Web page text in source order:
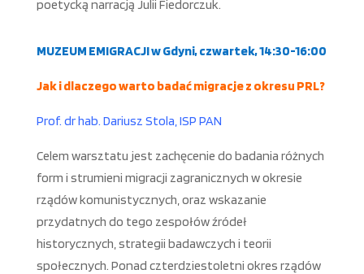
poetycką narracją Julii Fiedorczuk.
MUZEUM EMIGRACJI w Gdyni, czwartek, 14:30-16:00
Jak i dlaczego warto badać migracje z okresu PRL?
Prof. dr hab. Dariusz Stola, ISP PAN
Celem warsztatu jest zachęcenie do badania różnych
form i strumieni migracji zagranicznych w okresie
rządów komunistycznych, oraz wskazanie
przydatnych do tego zespołów źródeł
historycznych, strategii badawczych i teorii
społecznych. Ponad czterdziestoletni okres rządów